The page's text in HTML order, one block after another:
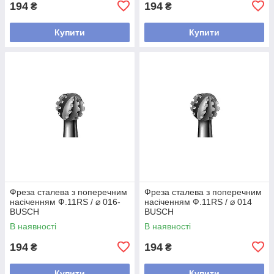
194 ₴
Купити
194 ₴
Купити
Фреза сталева з поперечним
насіченням Ф.11RS / ⌀ 016-
BUSCH
В наявності
194 ₴
Фреза сталева з поперечним
насіченням Ф.11RS / ⌀ 014
BUSCH
В наявності
194 ₴